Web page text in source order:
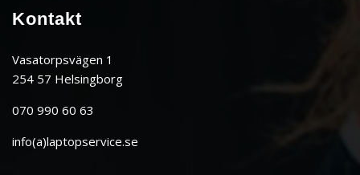
Kontakt
Vasatorpsvägen 1
254 57 Helsingborg
070 990 60 63
info(a)laptopservice.se